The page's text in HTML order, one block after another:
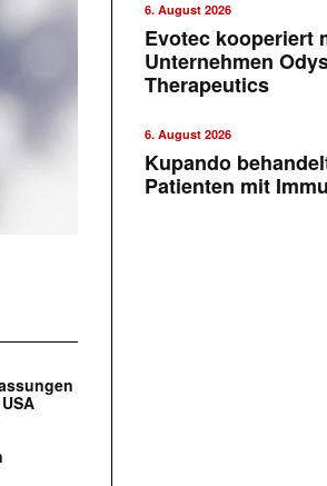
6. August 2026
Evotec kooperiert
Unternehmen
Therapeutics
6. August 2026
Kupando
Patienten mit